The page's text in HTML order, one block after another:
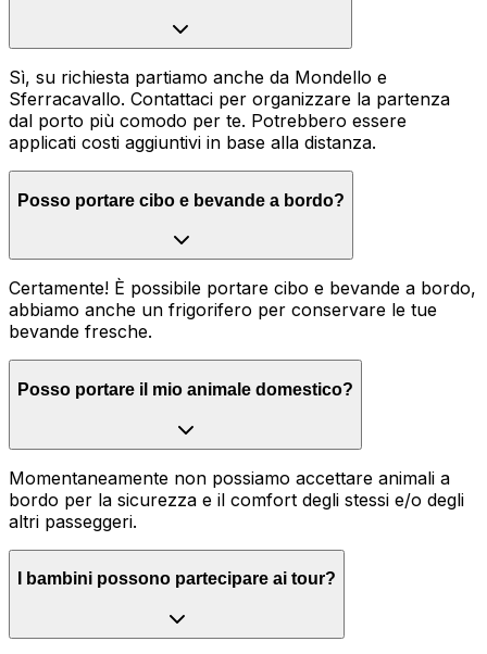
Sì, su richiesta partiamo anche da Mondello e
Sferracavallo. Contattaci per organizzare la partenza
dal porto più comodo per te. Potrebbero essere
applicati costi aggiuntivi in base alla distanza.
Posso portare cibo e bevande a bordo?
Certamente! È possibile portare cibo e bevande a bordo,
abbiamo anche un frigorifero per conservare le tue
bevande fresche.
Posso portare il mio animale domestico?
Momentaneamente non possiamo accettare animali a
bordo per la sicurezza e il comfort degli stessi e/o degli
altri passeggeri.
I bambini possono partecipare ai tour?